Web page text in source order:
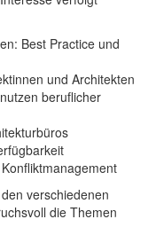
Best Practice und
und Architekten
beruflicher
verschiedenen
die Themen